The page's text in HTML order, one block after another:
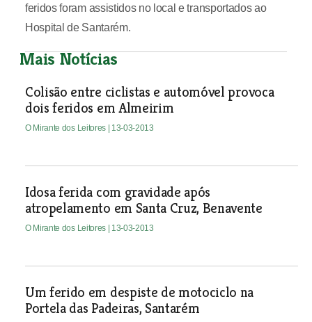
feridos foram assistidos no local e transportados ao
Hospital de Santarém.
Mais Notícias
Colisão entre ciclistas e automóvel provoca
dois feridos em Almeirim
O Mirante dos Leitores | 13-03-2013
Idosa ferida com gravidade após
atropelamento em Santa Cruz, Benavente
O Mirante dos Leitores | 13-03-2013
Um ferido em despiste de motociclo na
Portela das Padeiras, Santarém